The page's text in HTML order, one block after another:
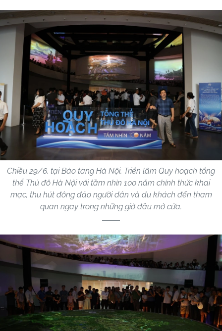
Chiều 29/6, tại Bảo tàng Hà Nội, Triển lãm Quy hoạch tổng
thể Thủ đô Hà Nội với tầm nhìn 100 năm chính thức khai
mạc, thu hút đông đảo người dân và du khách đến tham
quan ngay trong những giờ đầu mở cửa.